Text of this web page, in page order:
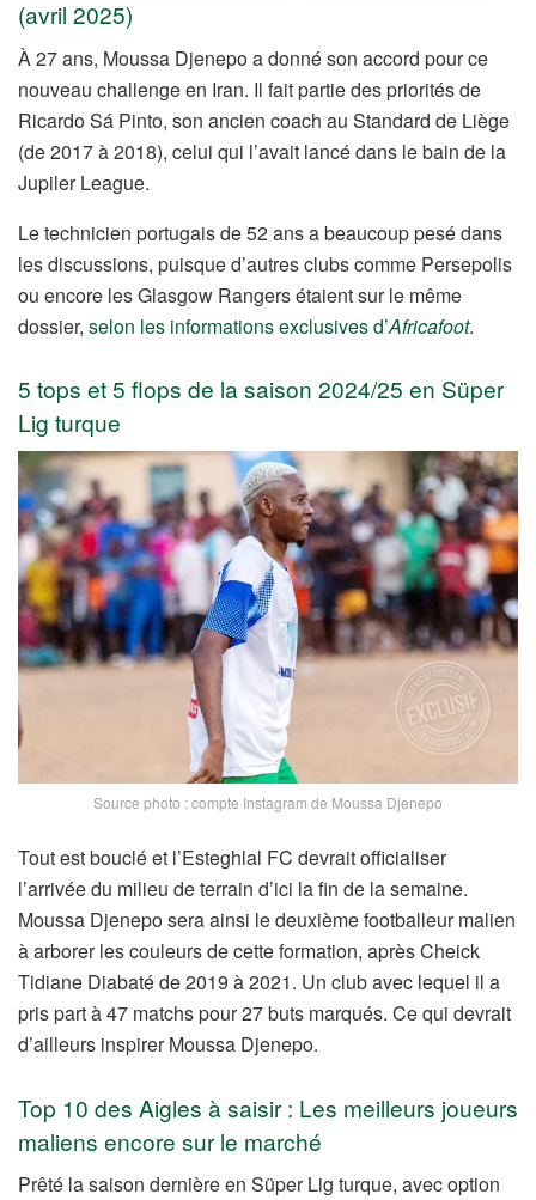
(avril 2025)
À 27 ans, Moussa Djenepo a donné son accord pour ce
nouveau challenge en Iran. Il fait partie des priorités de
Ricardo Sá Pinto, son ancien coach au Standard de Liège
(de 2017 à 2018), celui qui l’avait lancé dans le bain de la
Jupiler League.
Le technicien portugais de 52 ans a beaucoup pesé dans
les discussions, puisque d’autres clubs comme Persepolis
ou encore les Glasgow Rangers étaient sur le même
dossier, selon les informations exclusives d’Africafoot.
5 tops et 5 flops de la saison 2024/25 en Süper
Lig turque
Source photo : compte Instagram de Moussa Djenepo
Tout est bouclé et l’Esteghlal FC devrait officialiser
l’arrivée du milieu de terrain d’ici la fin de la semaine.
Moussa Djenepo sera ainsi le deuxième footballeur malien
à arborer les couleurs de cette formation, après Cheick
Tidiane Diabaté de 2019 à 2021. Un club avec lequel il a
pris part à 47 matchs pour 27 buts marqués. Ce qui devrait
d’ailleurs inspirer Moussa Djenepo.
Top 10 des Aigles à saisir : Les meilleurs joueurs
maliens encore sur le marché
Prêté la saison dernière en Süper Lig turque, avec option